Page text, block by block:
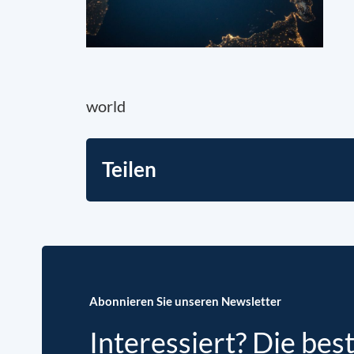
world
Teilen
Abonnieren Sie unseren Newsletter
Interessiert? Die